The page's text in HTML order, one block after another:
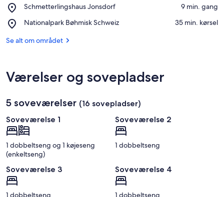
Bjerge
Schmetterlingshaus Jonsdorf
Place,
Jonsdorf
‪9 min. gang‬
Nationalpark Bøhmisk Schweiz
Place,
Bøhmisk
‪35 min. kørsel‬
Se alt om området
Værelser og sovepladser
5 soveværelser (16 sovepladser)
Soveværelse 1
1 dobbeltseng og 1 køjeseng
(enkeltseng)
Soveværelse 2
1 dobbeltseng
Soveværelse 3
1 dobbeltseng
Soveværelse 4
1 dobbeltseng